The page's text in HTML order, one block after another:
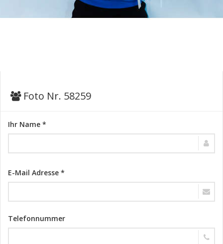
Foto Nr. 58259
Ihr Name *
E-Mail Adresse *
Telefonnummer